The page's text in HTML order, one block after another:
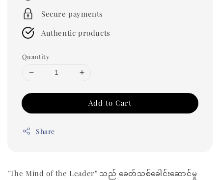
Secure payments
Authentic products
Quantity
Add to Cart
Share
"The Mind of the Leader" သည် ခေတ်သစ်ခေါင်းဆောင်မှု